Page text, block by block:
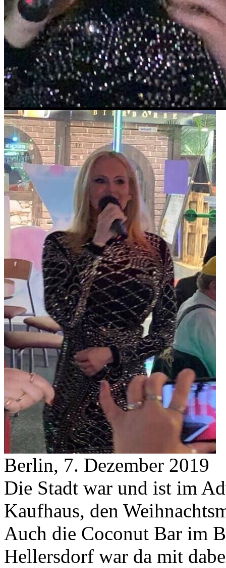
Berlin, 7. Dezember 2019
Die Stadt war und ist im
Kaufhaus, den
Auch die Coconut Bar im
Hellersdorf war da mit